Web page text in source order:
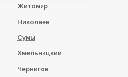
Житомир
Николаев
Сумы
Хмельницкий
Чернигов